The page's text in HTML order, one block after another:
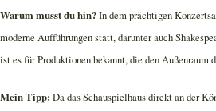
Warum musst du hin?In dem prächtigen
moderne Aufführungen statt, darunter auch
ist es für Produktionen bekannt, die den Außenraum
Mein Tipp: Da das Schauspielhaus direkt an der